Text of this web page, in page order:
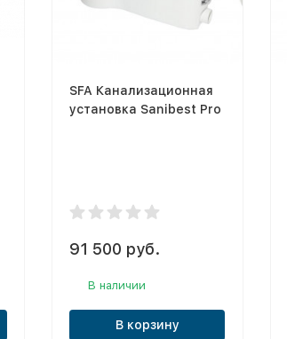
SFA Канализационная
установка Sanibest Pro
91 500 руб.
В наличии
В корзину